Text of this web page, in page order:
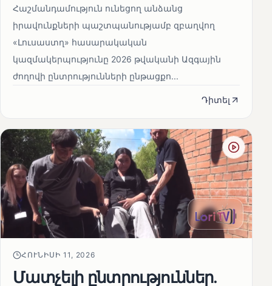
Հաշմանդամություն ունեցող անձանց
իրավունքների պաշտպանությամբ զբաղվող
«Լուսաստղ» հասարակական
կազմակերպությունը 2026 թվականի Ազգային
ժողովի ընտրությունների ընթացքո...
Դիտել
ՀՈՒՆԻՍԻ 11, 2026
Մատչելի ընտրություններ.